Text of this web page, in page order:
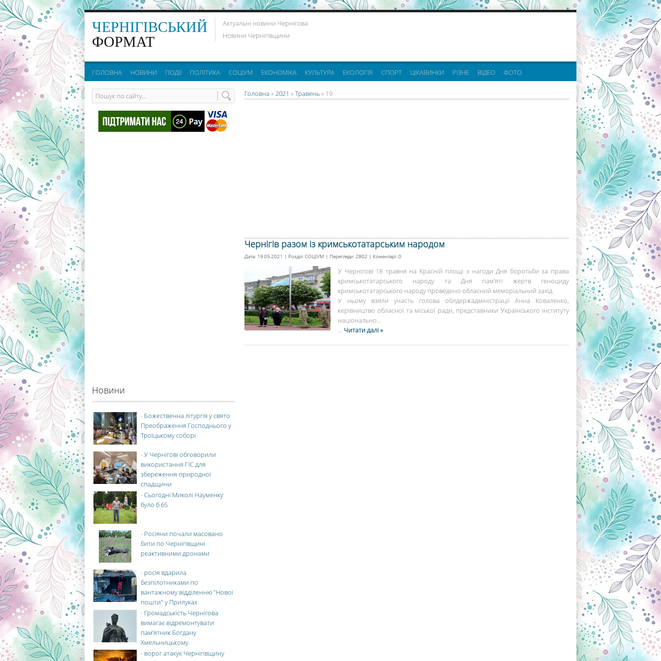
реклама партнерів:
ЧЕРНІГІВСЬКИЙ
ФОРМАТ
Актуальні новини Чернігова
Новини Чернігівщини
ГОЛОВНА НОВИНИ ПОДІЇ ПОЛІТИКА СОЦІУМ ЕКОНОМІКА КУЛЬТУРА ЕКОЛОГІЯ СПОРТ ЦІКАВИНКИ РІЗНЕ ВІДЕО ФОТО
Головна » 2021 » Травень» 19
Чернігів разом із кримськотатарським народом
Дата: 19.05.2021 | Розділ: СОЦІУМ | Перегляди: 2802 | Коментарі: 0
У Чернігові 18 травня на Красній площі з нагоди Дня боротьби за права
кримськотатарського народу та Дня пам’яті жертв геноциду
кримськотатарського народу проведено обласний меморіальний захід.
У ньому взяли участь голова облдержадміністрації Анна Коваленко,
керівництво обласної та міської ради, представники Українського інституту
національно...
... Читати далі »
Новини
- Божественна літургія у свято
Преображення Господнього у
Троїцькому соборі
-У Чернігові обговорили
використання ГІС для
збереження природної
спадщини
-Сьогодні Миколі Науменку
було б 65
- Росіяни почали масовано
бити по Чернігівщині
реактивними дронами
- росія вдарила
безпілотниками по
вантажному відділенню "Нової
пошти" у Прилуках
- Громадськість Чернігова
вимагає відремонтувати
пам’ятник Богдану
Хмельницькому
- ворог атакує Чернігівщину